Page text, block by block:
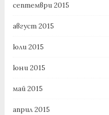
септември 2015
август 2015
юли 2015
юни 2015
май 2015
април 2015